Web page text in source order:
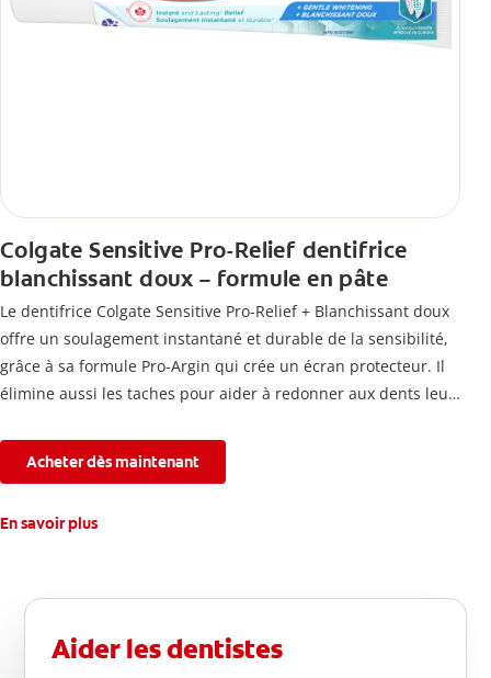
Colgate Sensitive Pro-Relief dentifrice
blanchissant doux – formule en pâte
Le dentifrice Colgate Sensitive Pro-Relief + Blanchissant doux
offre un soulagement instantané et durable de la sensibilité,
grâce à sa formule Pro-Argin qui crée un écran protecteur. Il
élimine aussi les taches pour aider à redonner aux dents leur
connaissez.
Acheter dès maintenant
En savoir plus
Aider les dentistes